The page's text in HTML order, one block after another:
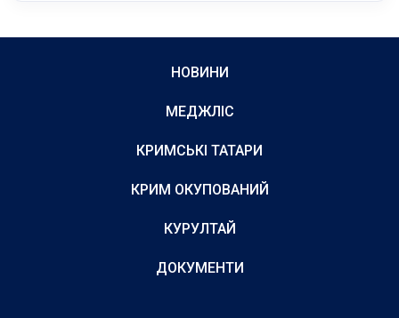
НОВИНИ
МЕДЖЛІС
КРИМСЬКІ ТАТАРИ
КРИМ ОКУПОВАНИЙ
КУРУЛТАЙ
ДОКУМЕНТИ